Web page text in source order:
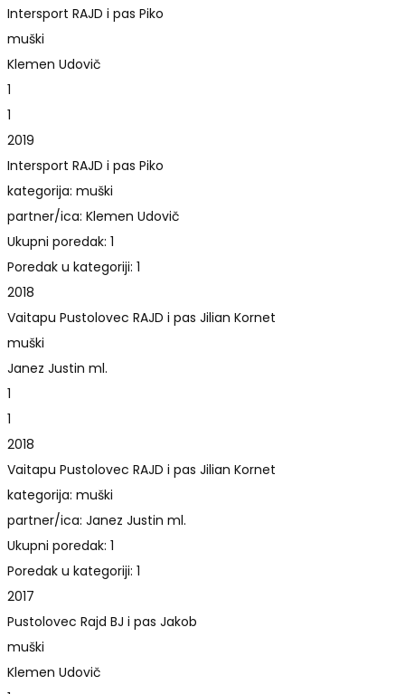
Intersport RAJD i pas Piko
muški
Klemen Udovič
1
1
2019
Intersport RAJD i pas Piko
kategorija: muški
partner/ica: Klemen Udovič
Ukupni poredak: 1
Poredak u kategoriji: 1
2018
Vaitapu Pustolovec RAJD i pas Jilian Kornet
muški
Janez Justin ml.
1
1
2018
Vaitapu Pustolovec RAJD i pas Jilian Kornet
kategorija: muški
partner/ica: Janez Justin ml.
Ukupni poredak: 1
Poredak u kategoriji: 1
2017
Pustolovec Rajd BJ i pas Jakob
muški
Klemen Udovič